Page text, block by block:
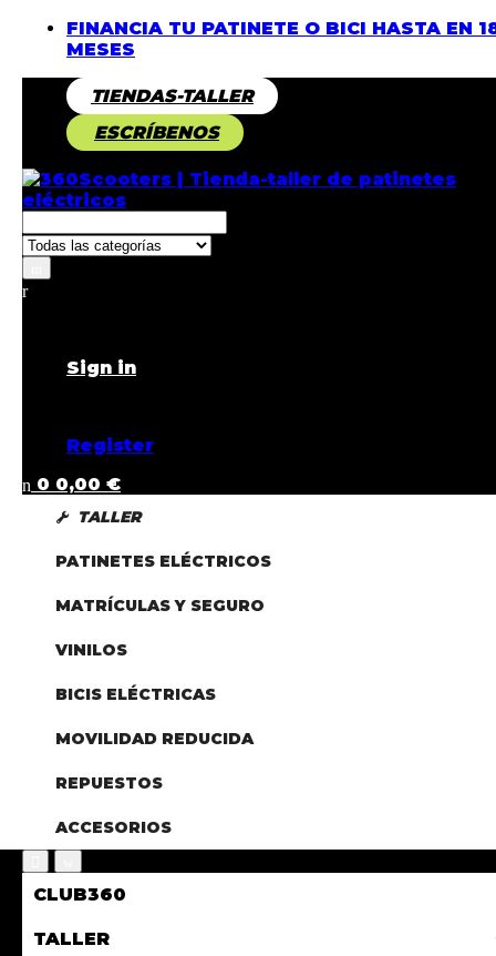
FINANCIA TU PATINETE O BICI HASTA EN
MESES
TIENDAS-TALLER
ESCRÍBENOS
Sign in
Register
0 0,00 €
TALLER
PATINETES ELÉCTRICOS
MATRÍCULAS Y SEGURO
VINILOS
BICIS ELÉCTRICAS
MOVILIDAD REDUCIDA
REPUESTOS
ACCESORIOS
CLUB360
TALLER